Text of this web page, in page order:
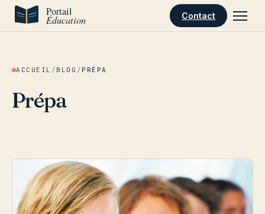
Aller au contenu
Contact
ACCUEIL / BLOG / PRÉPA
Prépa